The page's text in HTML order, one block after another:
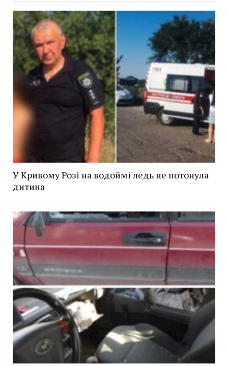
У Кривому Розі на водоймі ледь не потонула
дитина